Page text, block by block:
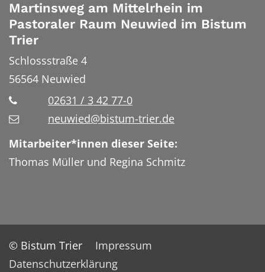
Martinsweg am Mittelrhein im
Pastoraler Raum Neuwied im Bistum
Trier
Schlossstraße 4
56564 Neuwied
02631 / 3 42 77-0
neuwied@bistum-trier.de
Mitarbeiter*innen dieser Seite:
Thomas Müller und Regina Schmitz
© Bistum Trier
Impressum
Datenschutzerklärung